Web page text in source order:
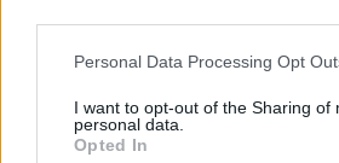
Personal Data Processing Opt
I want to opt-out of the Sharing of
personal data.
Opted In
14:58
των μαρμάρων του Παναθηναϊκού
POS και ταμειακές: βαριά πρόστιμα